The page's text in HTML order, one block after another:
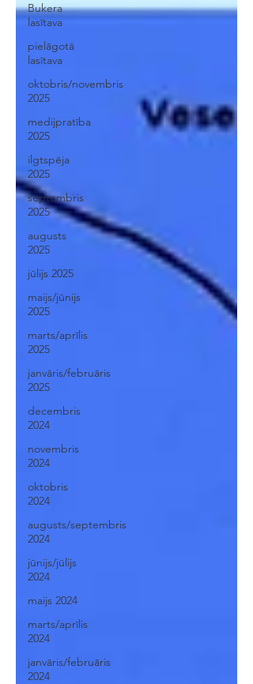
Bukera
lasītava
pielāgotā
lasītava
oktobris/novembris
2025
medijpratība
2025
ilgtspēja
2025
septembris
2025
augusts
2025
jūlijs 2025
maijs/jūnijs
2025
marts/aprīlis
2025
janvāris/februāris
2025
decembris
2024
novembris
2024
oktobris
2024
augusts/septembris
2024
jūnijs/jūlijs
2024
maijs 2024
marts/aprīlis
2024
janvāris/februāris
2024